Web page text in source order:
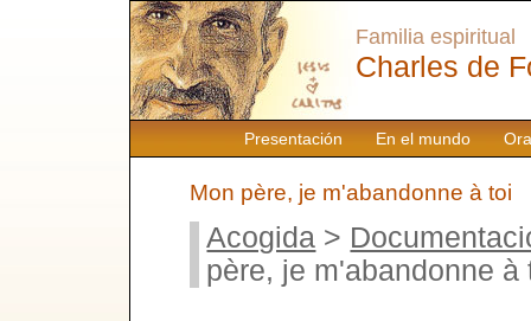
Presentación En el mundo
Familia espiritual
Charles de
Mon père, je m'abandonne à toi
Acogida >
père, je m'abandonne à